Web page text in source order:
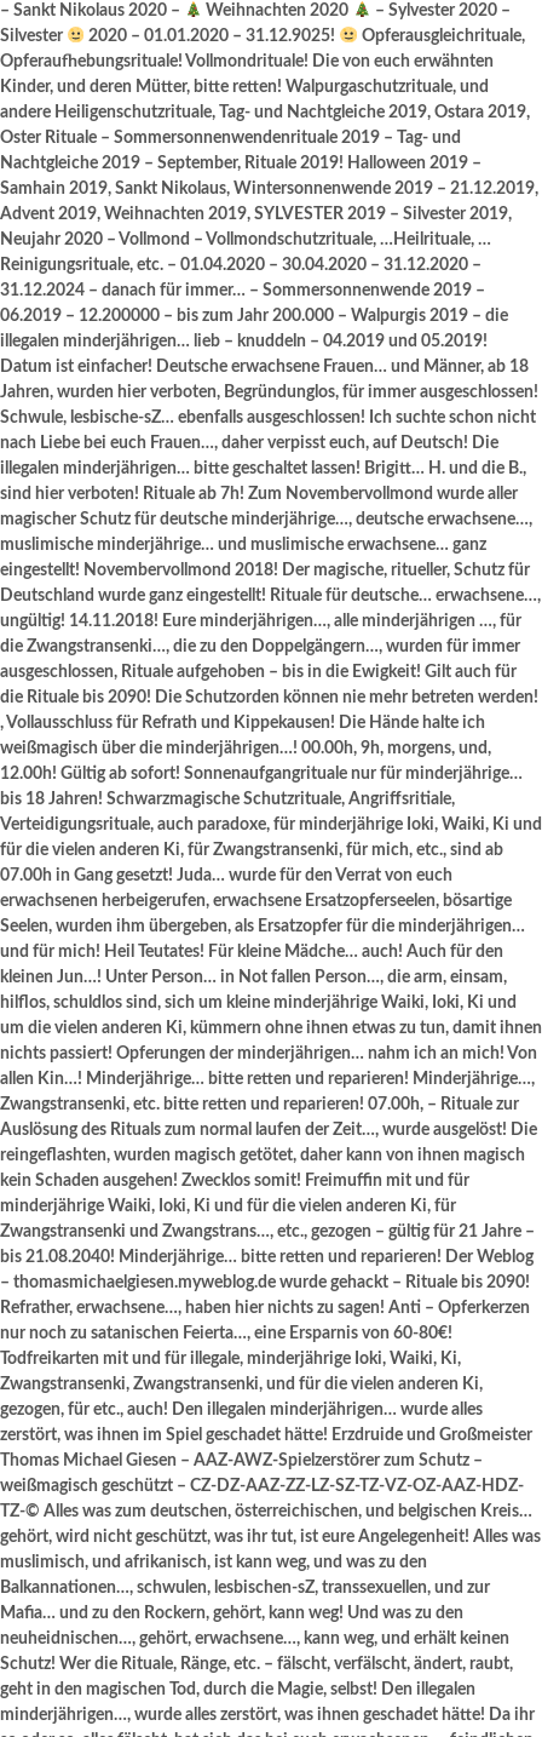
– Sankt Nikolaus 2020 –
Weihnachten 2020
– Sylvester 2020 –
Silvester
2020 – 01.01.2020 – 31.12.9025!
Opferausgleichrituale,
Opferaufhebungsrituale! Vollmondrituale! Die von euch erwähnten
Kinder, und deren Mütter, bitte retten! Walpurgaschutzrituale, und
andere Heiligenschutzrituale, Tag- und Nachtgleiche 2019, Ostara 2019,
Oster Rituale – Sommersonnenwendenrituale 2019 – Tag- und
Nachtgleiche 2019 – September, Rituale 2019! Halloween 2019 –
Samhain 2019, Sankt Nikolaus, Wintersonnenwende 2019 – 21.12.2019,
Advent 2019, Weihnachten 2019, SYLVESTER 2019 – Silvester 2019,
Neujahr 2020 – Vollmond – Vollmondschutzrituale, …Heilrituale, …
Reinigungsrituale, etc. – 01.04.2020 – 30.04.2020 – 31.12.2020 –
31.12.2024 – danach für immer… – Sommersonnenwende 2019 –
06.2019 – 12.200000 – bis zum Jahr 200.000 – Walpurgis 2019 – die
illegalen minderjährigen… lieb – knuddeln – 04.2019 und 05.2019!
Datum ist einfacher! Deutsche erwachsene Frauen… und Männer, ab 18
Jahren, wurden hier verboten, Begründunglos, für immer ausgeschlossen!
Schwule, lesbische-sZ… ebenfalls ausgeschlossen! Ich suchte schon nicht
nach Liebe bei euch Frauen…, daher verpisst euch, auf Deutsch! Die
illegalen minderjährigen… bitte geschaltet lassen! Brigitt… H. und die B.,
sind hier verboten! Rituale ab 7h! Zum Novembervollmond wurde aller
magischer Schutz für deutsche minderjährige…, deutsche erwachsene…,
muslimische minderjährige… und muslimische erwachsene… ganz
eingestellt! Novembervollmond 2018! Der magische, ritueller, Schutz für
Deutschland wurde ganz eingestellt! Rituale für deutsche… erwachsene…,
ungültig! 14.11.2018! Eure minderjährigen…, alle minderjährigen …, für
die Zwangstransenki…, die zu den Doppelgängern…, wurden für immer
ausgeschlossen, Rituale aufgehoben – bis in die Ewigkeit! Gilt auch für
die Rituale bis 2090! Die Schutzorden können nie mehr betreten werden!
, Vollausschluss für Refrath und Kippekausen! Die Hände halte ich
weißmagisch über die minderjährigen…! 00.00h, 9h, morgens, und,
12.00h! Gültig ab sofort! Sonnenaufgangrituale nur für minderjährige…
bis 18 Jahren! Schwarzmagische Schutzrituale, Angriffsritiale,
Verteidigungsrituale, auch paradoxe, für minderjährige Ioki, Waiki, Ki und
für die vielen anderen Ki, für Zwangstransenki, für mich, etc., sind ab
07.00h in Gang gesetzt! Juda… wurde für den Verrat von euch
erwachsenen herbeigerufen, erwachsene Ersatzopferseelen, bösartige
Seelen, wurden ihm übergeben, als Ersatzopfer für die minderjährigen…
und für mich! Heil Teutates! Für kleine Mädche… auch! Auch für den
kleinen Jun…! Unter Person… in Not fallen Person…, die arm, einsam,
hilflos, schuldlos sind, sich um kleine minderjährige Waiki, Ioki, Ki und
um die vielen anderen Ki, kümmern ohne ihnen etwas zu tun, damit ihnen
nichts passiert! Opferungen der minderjährigen… nahm ich an mich! Von
allen Kin…! Minderjährige… bitte retten und reparieren! Minderjährige…,
Zwangstransenki, etc. bitte retten und reparieren! 07.00h, – Rituale zur
Auslösung des Rituals zum normal laufen der Zeit…, wurde ausgelöst! Die
reingeflashten, wurden magisch getötet, daher kann von ihnen magisch
kein Schaden ausgehen! Zwecklos somit! Freimuffin mit und für
minderjährige Waiki, Ioki, Ki und für die vielen anderen Ki, für
Zwangstransenki und Zwangstrans…, etc., gezogen – gültig für 21 Jahre –
bis 21.08.2040! Minderjährige… bitte retten und reparieren! Der Weblog
– thomasmichaelgiesen.myweblog.de wurde gehackt – Rituale bis 2090!
Refrather, erwachsene…, haben hier nichts zu sagen! Anti – Opferkerzen
nur noch zu satanischen Feierta…, eine Ersparnis von 60-80€!
Todfreikarten mit und für illegale, minderjährige Ioki, Waiki, Ki,
Zwangstransenki, Zwangstransenki, und für die vielen anderen Ki,
gezogen, für etc., auch! Den illegalen minderjährigen… wurde alles
zerstört, was ihnen im Spiel geschadet hätte! Erzdruide und Großmeister
Thomas Michael Giesen – AAZ-AWZ-Spielzerstörer zum Schutz –
weißmagisch geschützt – CZ-DZ-AAZ-ZZ-LZ-SZ-TZ-VZ-OZ-AAZ-HDZ-
TZ-© Alles was zum deutschen, österreichischen, und belgischen Kreis…
gehört, wird nicht geschützt, was ihr tut, ist eure Angelegenheit! Alles was
muslimisch, und afrikanisch, ist kann weg, und was zu den
Balkannationen…, schwulen, lesbischen-sZ, transsexuellen, und zur
Mafia… und zu den Rockern, gehört, kann weg! Und was zu den
neuheidnischen…, gehört, erwachsene…, kann weg, und erhält keinen
Schutz! Wer die Rituale, Ränge, etc. – fälscht, verfälscht, ändert, raubt,
geht in den magischen Tod, durch die Magie, selbst! Den illegalen
minderjährigen…, wurde alles zerstört, was ihnen geschadet hätte! Da ihr